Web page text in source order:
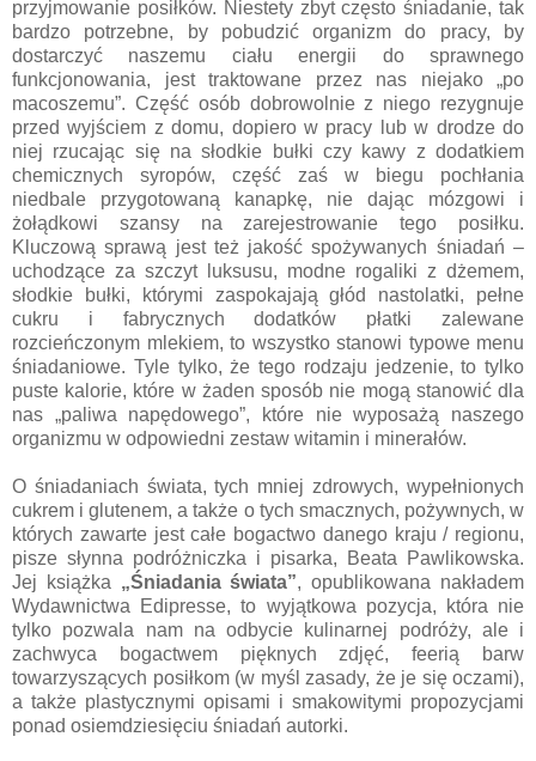
przyjmowanie posiłków. Niestety zbyt często śniadanie, tak
bardzo potrzebne, by pobudzić organizm do pracy, by
dostarczyć naszemu ciału energii do sprawnego
funkcjonowania, jest traktowane przez nas niejako „po
macoszemu”. Część osób dobrowolnie z niego rezygnuje
przed wyjściem z domu, dopiero w pracy lub w drodze do
niej rzucając się na słodkie bułki czy kawy z dodatkiem
chemicznych syropów, część zaś w biegu pochłania
niedbale przygotowaną kanapkę, nie dając mózgowi i
żołądkowi szansy na zarejestrowanie tego posiłku.
Kluczową sprawą jest też jakość spożywanych śniadań –
uchodzące za szczyt luksusu, modne rogaliki z dżemem,
słodkie bułki, którymi zaspokajają głód nastolatki, pełne
cukru i fabrycznych dodatków płatki zalewane
rozcieńczonym mlekiem, to wszystko stanowi typowe menu
śniadaniowe. Tyle tylko, że tego rodzaju jedzenie, to tylko
puste kalorie, które w żaden sposób nie mogą stanowić dla
nas „paliwa napędowego”, które nie wyposażą naszego
organizmu w odpowiedni zestaw witamin i minerałów.
O śniadaniach świata, tych mniej zdrowych, wypełnionych
cukrem i glutenem, a także o tych smacznych, pożywnych, w
których zawarte jest całe bogactwo danego kraju / regionu,
pisze słynna podróżniczka i pisarka, Beata Pawlikowska.
Jej książka „Śniadania świata”, opublikowana nakładem
Wydawnictwa Edipresse, to wyjątkowa pozycja, która nie
tylko pozwala nam na odbycie kulinarnej podróży, ale i
zachwyca bogactwem pięknych zdjęć, feerią barw
towarzyszących posiłkom (w myśl zasady, że je się oczami),
a także plastycznymi opisami i smakowitymi propozycjami
ponad osiemdziesięciu śniadań autorki.